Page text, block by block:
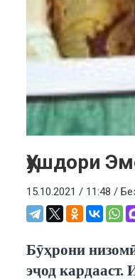
Ҳушдори
15.10.2021 / 11:48 /
Бӯҳрони
эҷод